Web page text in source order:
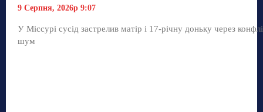
9 Серпня, 2026р 9:07
У Міссурі сусід застрелив матір і 17-річну доньку через
шум